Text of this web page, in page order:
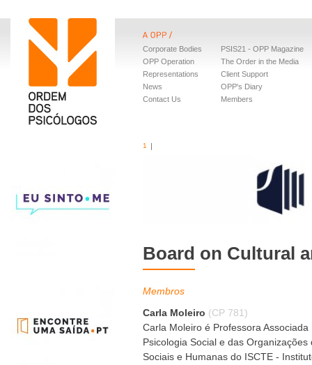
Corporate Bodies
OPP Operation
Representations
News
Contact Us
PSIS21 - OPP Magazine
The Order in the Media
Client Support
OPP's Diary
Members
1
Board on Cultural
Membros
Carla Moleiro (CP 781)
Carla Moleiro é Professora
Psicologia Social e das
Sociais e Humanas do ISCTE -